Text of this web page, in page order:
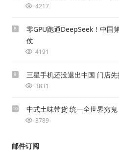
4217
8
零GPU跑通DeepSeek！中国
仗
4191
9 三星手机还没退出中国 门店先
3831
10 中式土味带货 统一全世界穷鬼
3789
邮件订阅